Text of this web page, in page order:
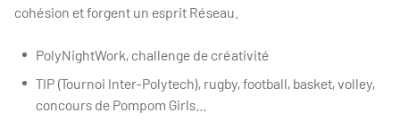
cohésion et forgent un esprit Réseau.
PolyNightWork, challenge de créativité
TIP (Tournoi Inter-Polytech), rugby, football, basket, volley,
concours de Pompom Girls…